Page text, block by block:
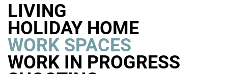
LIVING
HOLIDAY HOME
WORK SPACES
WORK IN PROGRESS